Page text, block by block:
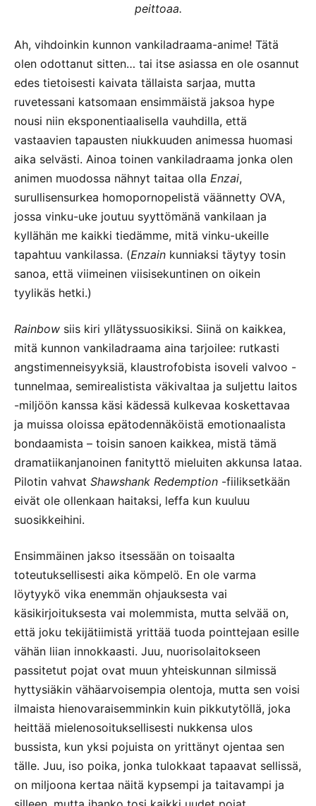
peittoaa.
Ah, vihdoinkin kunnon vankiladraama-anime! Tätä
olen odottanut sitten… tai itse asiassa en ole osannut
edes tietoisesti kaivata tällaista sarjaa, mutta
ruvetessani katsomaan ensimmäistä jaksoa hype
nousi niin eksponentiaalisella vauhdilla, että
vastaavien tapausten niukkuuden animessa huomasi
aika selvästi. Ainoa toinen vankiladraama jonka olen
animen muodossa nähnyt taitaa olla Enzai,
surullisensurkea homopornopelistä väännetty OVA,
jossa vinku-uke joutuu syyttömänä vankilaan ja
kyllähän me kaikki tiedämme, mitä vinku-ukeille
tapahtuu vankilassa. (Enzain kunniaksi täytyy tosin
sanoa, että viimeinen viisisekuntinen on oikein
tyylikäs hetki.)
Rainbow siis kiri yllätyssuosikiksi. Siinä on kaikkea,
mitä kunnon vankiladraama aina tarjoilee: rutkasti
angstimenneisyyksiä, klaustrofobista isoveli valvoo -
tunnelmaa, semirealistista väkivaltaa ja suljettu laitos
-miljöön kanssa käsi kädessä kulkevaa koskettavaa
ja muissa oloissa epätodennäköistä emotionaalista
bondaamista – toisin sanoen kaikkea, mistä tämä
dramatiikanjanoinen fanityttö mieluiten akkunsa lataa.
Pilotin vahvat Shawshank Redemption -fiiliksetkään
eivät ole ollenkaan haitaksi, leffa kun kuuluu
suosikkeihini.
Ensimmäinen jakso itsessään on toisaalta
toteutuksellisesti aika kömpelö. En ole varma
löytyykö vika enemmän ohjauksesta vai
käsikirjoituksesta vai molemmista, mutta selvää on,
että joku tekijätiimistä yrittää tuoda pointtejaan esille
vähän liian innokkaasti. Juu, nuorisolaitokseen
passitetut pojat ovat muun yhteiskunnan silmissä
hyttysiäkin vähäarvoisempia olentoja, mutta sen voisi
ilmaista hienovaraisemminkin kuin pikkutytöllä, joka
heittää mielenosoituksellisesti nukkensa ulos
bussista, kun yksi pojuista on yrittänyt ojentaa sen
tälle. Juu, iso poika, jonka tulokkaat tapaavat sellissä,
on miljoona kertaa näitä kypsempi ja taitavampi ja